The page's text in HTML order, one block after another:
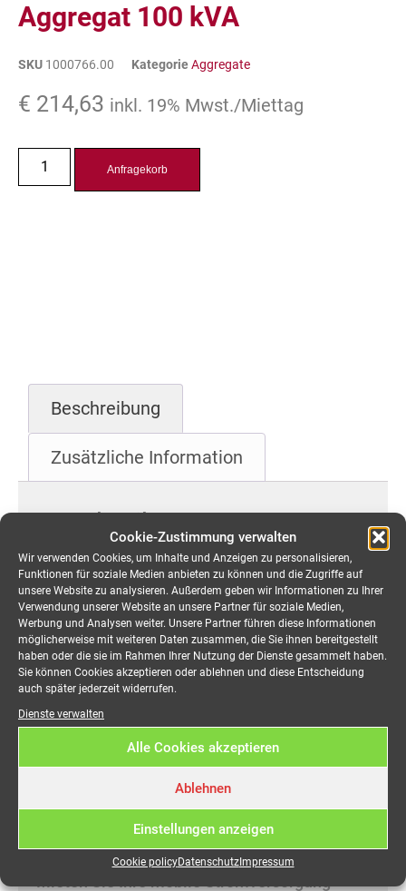
Cookie-Zustimmung verwalten
Wir verwenden Cookies, um Inhalte und Anzeigen zu personalisieren,
Funktionen für soziale Medien anbieten zu können und die Zugriffe auf
unsere Website zu analysieren. Außerdem geben wir Informationen zu Ihrer
Verwendung unserer Website an unsere Partner für soziale Medien,
Werbung und Analysen weiter. Unsere Partner führen diese Informationen
möglicherweise mit weiteren Daten zusammen, die Sie ihnen bereitgestellt
haben oder die sie im Rahmen Ihrer Nutzung der Dienste gesammelt haben.
Sie können Cookies akzeptieren oder ablehnen und diese Entscheidung
auch später jederzeit widerrufen.
Dienste verwalten
Alle Cookies akzeptieren
Ablehnen
Einstellungen anzeigen
Cookie policyDatenschutzImpressum
Aggregat 100 kVA
SKU 1000766.00 KategorieAggregate
€ 214,63 inkl. 19% Mwst./Miettag
Anfragekorb
Beschreibung
Zusätzliche Information
Beschreibung
Aggregat 100 kVA mieten
Caterpillar DE110GC auf Anhänger
88kW Leistung
nicht reguliert
Abgang CEE 125A
Schalldedämpft
Verbrauch: 24,4 Liter / Stunde (Volllast)
Kraftstoff: Heizöl / Diesel
festmontiert auf 3,5t Anhänger zGG
Mieten Sie Ihre mobile Stromversorgung